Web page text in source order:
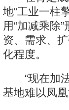
地“工业一柱
用“加减乘除
资、需求、
化程度。
“现在加法
基地难以凤